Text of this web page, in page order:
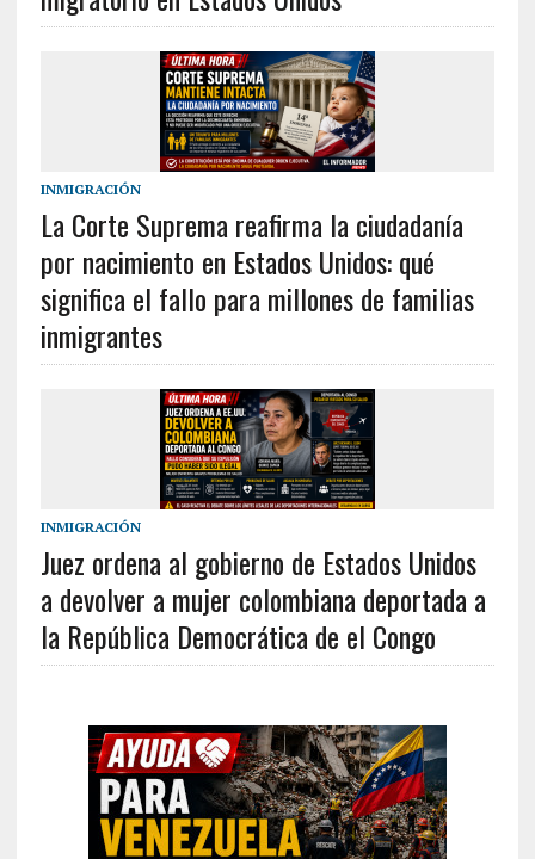
INMIGRACIÓN
La Corte Suprema reafirma la ciudadanía
por nacimiento en Estados Unidos: qué
significa el fallo para millones de familias
inmigrantes
INMIGRACIÓN
Juez ordena al gobierno de Estados Unidos
a devolver a mujer colombiana deportada a
la República Democrática de el Congo